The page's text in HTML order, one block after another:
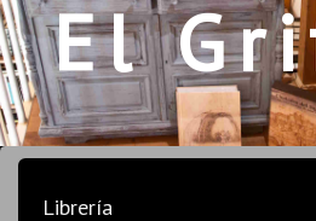
El
Librería